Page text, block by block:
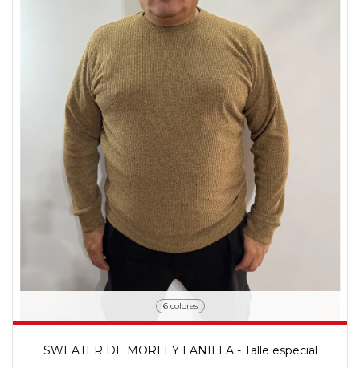
6 colores
SWEATER DE MORLEY LANILLA - Talle especial